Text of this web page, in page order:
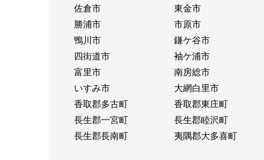
佐倉市
東金市
勝浦市
市原市
鴨川市
鎌ケ谷市
四街道市
袖ケ浦市
富里市
南房総市
いすみ市
大網白里市
香取郡多古町
香取郡東庄町
長生郡一宮町
長生郡睦沢町
長生郡長南町
夷隅郡大多喜町